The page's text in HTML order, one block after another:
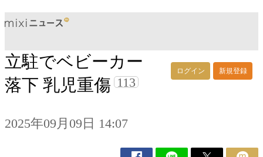
ログイン 新規登録
立駐でベビーカー
落下 乳児重傷 113
2025年09月09日 14:07